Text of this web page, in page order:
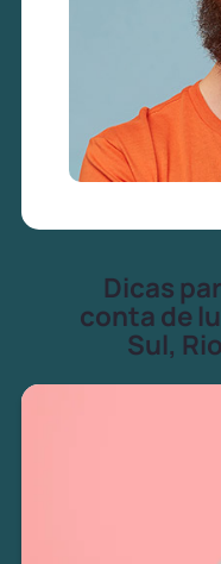
Dicas
conta de
Sul,